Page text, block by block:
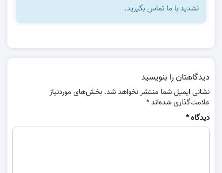
نشدید با ما تماس بگیرید.
دیدگاهتان را بنویسید
نشانی ایمیل شما منتشر نخواهد شد. بخش‌های موردنیاز
علامت‌گذاری شده‌اند*
دیدگاه*